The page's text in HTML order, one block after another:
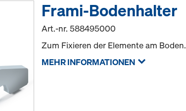
Frami-Bodenhalter
Art.-nr.588495000
Zum Fixieren der Elemente am Boden.
MEHR INFORMATIONEN